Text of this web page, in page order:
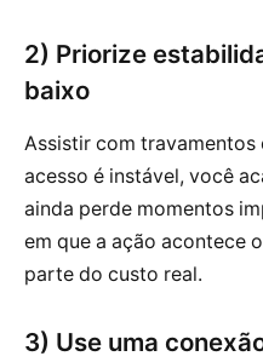
2) Priorize
baixo
Assistir com travamentos
acesso é instável, você
ainda perde momentos
em que a ação acontece
parte do custo real.
3) Use uma